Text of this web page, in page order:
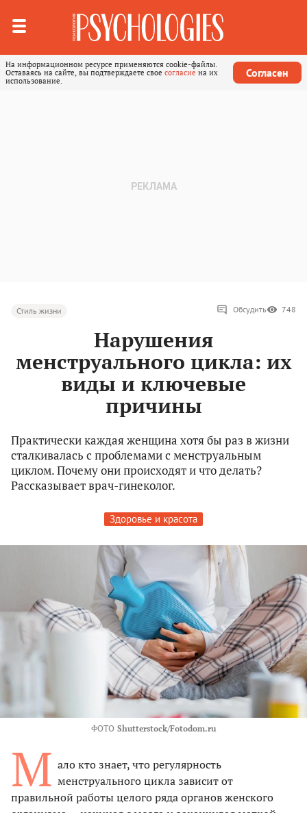
На информационном ресурсе применяются cookie-файлы.
Оставаясь на сайте, вы подтверждаете свое согласие на их
использование.
Согласен
Стиль жизни Обсудить 748
Нарушения
менструального цикла: их
виды и ключевые
причины
Практически каждая женщина хотя бы раз в жизни
сталкивалась с проблемами с менструальным
циклом. Почему они происходят и что делать?
Рассказывает врач-гинеколог.
Здоровье и красота
ФОТО Shutterstock/Fotodom.ru
М ало кто знает, что регулярность
менструального цикла зависит от
правильной работы целого ряда органов женского